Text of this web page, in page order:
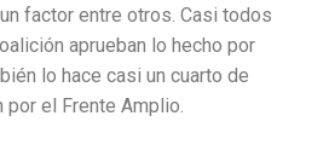
factor entre otros. Casi todos
aprueban lo hecho por
lo hace casi un cuarto de
el Frente Amplio.